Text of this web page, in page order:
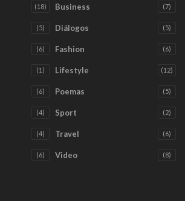
(18) Business (7)
(5) Diálogos (5)
(6) Fashion (6)
(1) Lifestyle (12)
(6) Poemas (5)
(4) Sport (2)
(4) Travel (6)
(6) Video (8)